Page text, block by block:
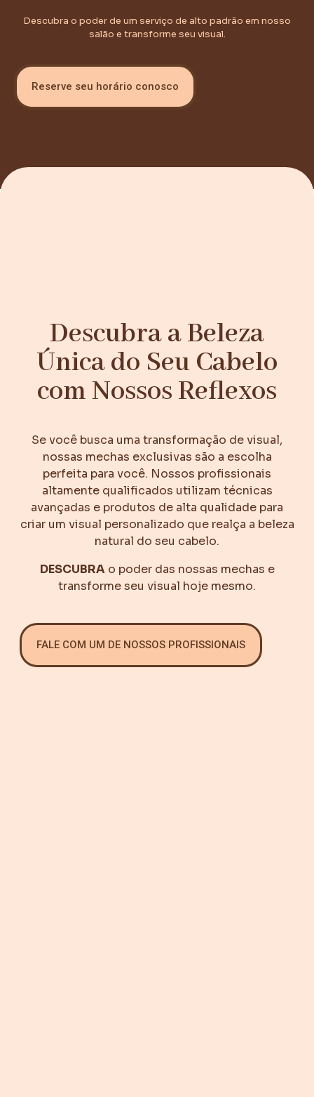
Descubra o poder de um serviço de alto padrão em nosso
salão e transforme seu visual.
Reserve seu horário conosco
Descubra a Beleza
Única do Seu Cabelo
com Nossos Reflexos
Se você busca uma transformação de visual,
nossas mechas exclusivas são a escolha
perfeita para você. Nossos profissionais
altamente qualificados utilizam técnicas
avançadas e produtos de alta qualidade para
criar um visual personalizado que realça a beleza
natural do seu cabelo.
DESCUBRAo poder das nossas mechas e
transforme seu visual hoje mesmo.
FALE COM UM DE NOSSOS PROFISSIONAIS